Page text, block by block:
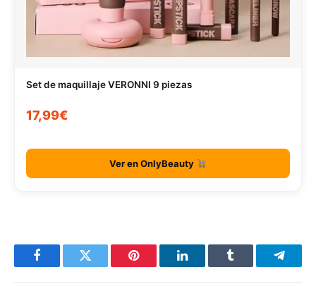
Set de maquillaje VERONNI 9 piezas
17,99€
Ver en OnlyBeauty
FacebookTwitter Pinterest LinkedInTumblr